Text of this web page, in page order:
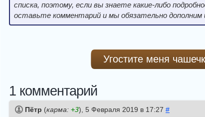
списка, поэтому, если вы знаете какие-либо
оставьте комментарий и мы обязательно дополним
Угостите меня
1 комментарий
Пётр (карма: +3), 5 Февраля 2019 в 17:27 #